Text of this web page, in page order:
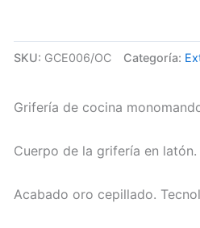
SKU: GCE006/OC Categoría:
Grifería de cocina
Cuerpo de la grifería en latón.
Acabado oro cepillado.